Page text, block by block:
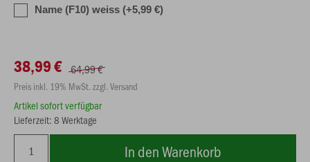
Name (F10) weiss (+5,99 €)
38,99 € 64,99 €
Preis inkl. 19% MwSt. zzgl. Versand
Artikel sofort verfügbar
Lieferzeit: 8 Werktage
In den Warenkorb